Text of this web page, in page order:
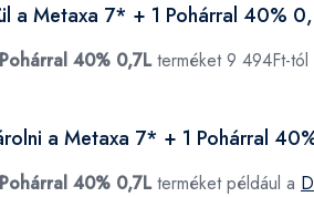
a Metaxa 7* + 1 Pohárral 40%
40% 0,7Lterméket 9 494Ft-tól
a Metaxa 7* + 1 Pohárral
40% 0,7Lterméket például a